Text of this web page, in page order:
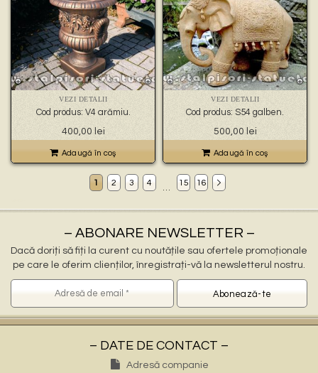
VEZI DETALII
Cod produs: V4 arămiu.
400,00 lei
Adaugă în coş
VEZI DETALII
Cod produs: S54 galben.
500,00 lei
Adaugă în coş
1 2 3 4 15 16
– ABONARE NEWSLETTER –
Dacă doriți să fiți la curent cu noutățile sau ofertele promoționale
pe care le oferim clienților, înregistrați-vă la newsletterul nostru.
– DATE DE CONTACT –
Adresă companie